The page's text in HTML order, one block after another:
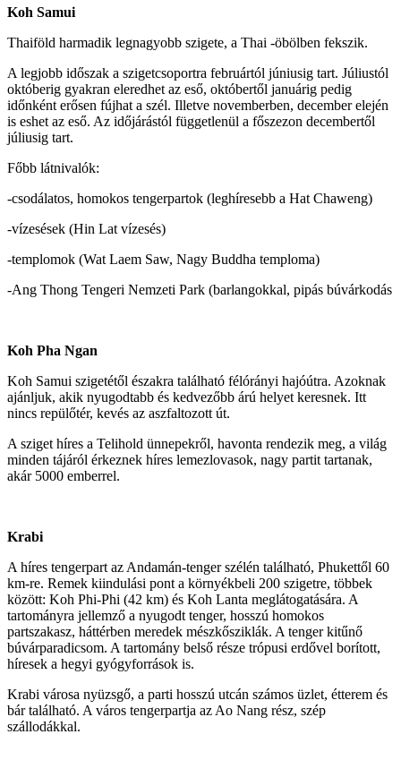
Koh Samui
Thaiföld harmadik legnagyobb szigete, a Thai -öbölben fekszik.
A legjobb időszak a szigetcsoportra februártól júniusig tart. Júliustól
októberig gyakran eleredhet az eső, októbertől januárig pedig
időnként erősen fújhat a szél. Illetve novemberben, december elején
is eshet az eső. Az időjárástól függetlenül a főszezon decembertől
júliusig tart.
Főbb látnivalók:
-csodálatos, homokos tengerpartok (leghíresebb a Hat Chaweng)
-vízesések (Hin Lat vízesés)
-templomok (Wat Laem Saw, Nagy Buddha temploma)
-Ang Thong Tengeri Nemzeti Park (barlangokkal, pipás búvárkodás
Koh Pha Ngan
Koh Samui szigetétől északra található félórányi hajóútra. Azoknak
ajánljuk, akik nyugodtabb és kedvezőbb árú helyet keresnek. Itt
nincs repülőtér, kevés az aszfaltozott út.
A sziget híres a Telihold ünnepekről, havonta rendezik meg, a világ
minden tájáról érkeznek híres lemezlovasok, nagy partit tartanak,
akár 5000 emberrel.
Krabi
A híres tengerpart az Andamán-tenger szélén található, Phukettől 60
km-re. Remek kiindulási pont a környékbeli 200 szigetre, többek
között: Koh Phi-Phi (42 km) és Koh Lanta meglátogatására. A
tartományra jellemző a nyugodt tenger, hosszú homokos
partszakasz, háttérben meredek mészkősziklák. A tenger kitűnő
búvárparadicsom. A tartomány belső része trópusi erdővel borított,
híresek a hegyi gyógyforrások is.
Krabi városa nyüzsgő, a parti hosszú utcán számos üzlet, étterem és
bár található. A város tengerpartja az Ao Nang rész, szép
szállodákkal.